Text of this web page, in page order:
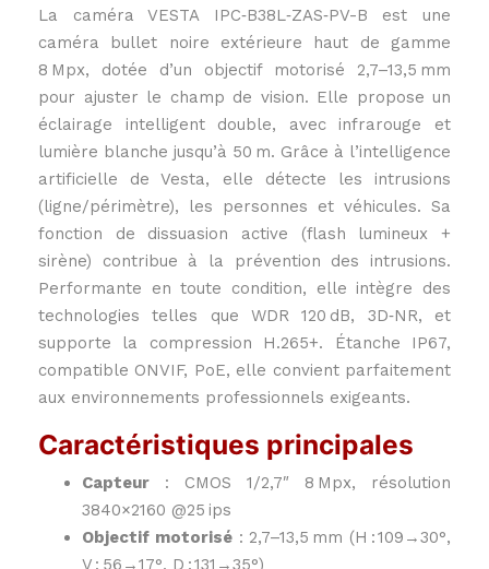
La caméra VESTA IPC‑B38L‑ZAS‑PV-B est une
caméra bullet noire extérieure haut de gamme
8 Mpx, dotée d’un objectif motorisé 2,7–13,5 mm
pour ajuster le champ de vision. Elle propose un
éclairage intelligent double, avec infrarouge et
lumière blanche jusqu’à 50 m. Grâce à l’intelligence
artificielle de Vesta, elle détecte les intrusions
(ligne/périmètre), les personnes et véhicules. Sa
fonction de dissuasion active (flash lumineux +
sirène) contribue à la prévention des intrusions.
Performante en toute condition, elle intègre des
technologies telles que WDR 120 dB, 3D‑NR, et
supporte la compression H.265+. Étanche IP67,
compatible ONVIF, PoE, elle convient parfaitement
aux environnements professionnels exigeants.
Caractéristiques principales
Capteur : CMOS 1/2,7″ 8 Mpx, résolution
3840×2160 @25 ips
Objectif motorisé: 2,7–13,5 mm (H : 109→30°,
V : 56→17°, D : 131→35°)